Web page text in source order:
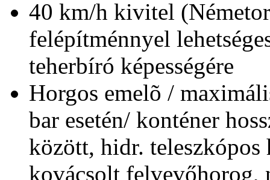
40 km/h kivitel
felépítménnyel
teherbíró képességére
Horgos emelõ /
bar esetén/ konténer
között, hidr. teleszkópos
kovácsolt felvevőhorog,